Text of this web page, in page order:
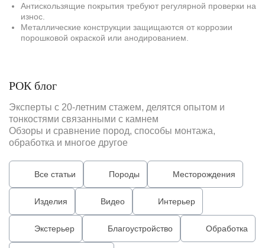
Антискользящие покрытия требуют регулярной проверки на
износ.
Металлические конструкции защищаются от коррозии
порошковой окраской или анодированием.
РОК блог
Эксперты с 20-летним стажем, делятся опытом и
тонкостями связанными с камнем
Обзоры и сравнение пород, способы монтажа,
обработка и многое другое
Все статьи Породы Месторождения
Изделия Видео Интерьер
Экстерьер Благоустройство Обработка